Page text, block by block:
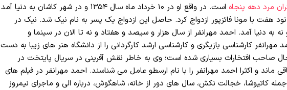
مرد دهه پنجاه
است. در واقع او در ۱۰ خرداد ماه سال ۱۳۵۴ و در شهر کاشان به دنیا آمد
هفت با مونا فائزپور ازدواج کرد. حاصل این ازدواج یک پسر به نام نیک شد. نیک در
به دنیا آمد. احمد مهرانفر از سال هزار و سیصد و هفتاد و نه تا الان در سینما و
مهرانفر کارشناسی بازیگری و کارشناسی ارشد کارگردانی را از دانشگاه هنر های زیبا به دست
حال صاحب افتخارات بسیاری شده است؛ وی به خاطر نقش آفرینی در سریال پایتخت در
و اکثرا احمد مهرانفر را با نام ارسطو عامل می شناسند. احمد مهرانفر در فیلم های
کاتیوشا، خجالت نکش، سال های دور از خانه، شاهگوش، درباره الی و ماجرای نیمروز